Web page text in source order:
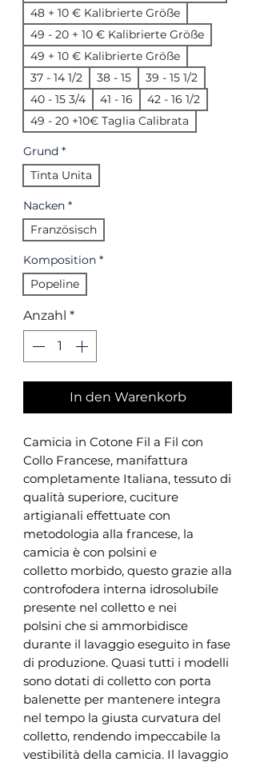
48 + 10 € Kalibrierte Größe
49 - 20 + 10 € Kalibrierte Größe
49 + 10 € Kalibrierte Größe
37 - 14 1/2
38 - 15
39 - 15 1/2
40 - 15 3/4
41 - 16
42 - 16 1/2
49 - 20 +10€ Taglia Calibrata
Grund *
Tinta Unita
Nacken *
Französisch
Komposition *
Popeline
Anzahl *
In den Warenkorb
Camicia in Cotone Fil a Fil con
Collo Francese, manifattura
completamente Italiana, tessuto di
qualità superiore, cuciture
artigianali effettuate con
metodologia alla francese, la
camicia è con polsini e
colletto morbido, questo grazie alla
controfodera interna idrosolubile
presente nel colletto e nei
polsini che si ammorbidisce
durante il lavaggio eseguito in fase
di produzione. Quasi tutti i modelli
sono dotati di colletto con porta
balenette per mantenere integra
nel tempo la giusta curvatura del
colletto, rendendo impeccabile la
vestibilità della camicia. Il lavaggio